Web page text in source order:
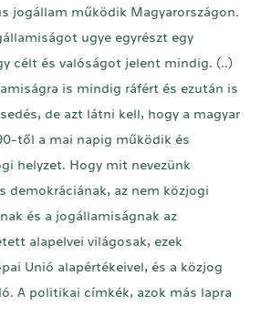
jogállam működik Magyarországon.
ugye egyrészt egy
célt és valóságot jelent mindig. (..)
is mindig ráfért és ezután is
de azt látni kell, hogy a magyar
től a mai napig működik és
helyzet. Hogy mit nevezünk
demokráciának, az nem közjogi
és a jogállamiságnak az
alapelvei világosak, ezek
Unió alapértékeivel, és a közjog
A politikai címkék, azok más lapra